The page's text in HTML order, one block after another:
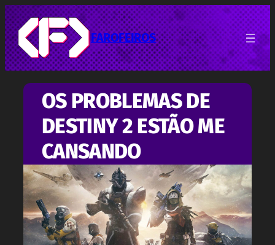
Pular
para
o
conteúdo
FAROFEIROS
OS PROBLEMAS DE
DESTINY 2 ESTÃO ME
CANSANDO